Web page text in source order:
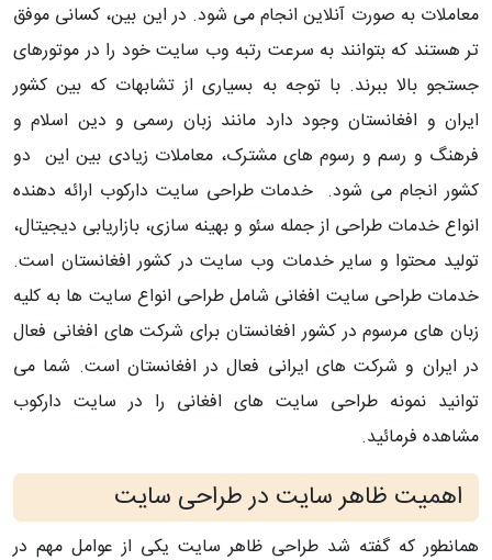
معاملات به صورت آنلاین انجام می شود. در این بین، کسانی موفق
تر هستند که بتوانند به سرعت رتبه وب سایت خود را در موتورهای
جستجو بالا ببرند. با توجه به بسیاری از تشابهات که بین کشور
ایران و افغانستان وجود دارد مانند زبان رسمی و دین اسلام و
فرهنگ و رسم و رسوم های مشترک، معاملات زیادی بین این دو
کشور انجام می شود. خدمات طراحی سایت دارکوب ارائه دهنده
انواع خدمات طراحی از جمله سئو و بهینه سازی، بازاریابی دیجیتال،
تولید محتوا و سایر خدمات وب سایت در کشور افغانستان است.
خدمات طراحی سایت افغانی شامل طراحی انواع سایت ها به کلیه
زبان های مرسوم در کشور افغانستان برای شرکت های افغانی فعال
در ایران و شرکت های ایرانی فعال در افغانستان است. شما می
توانید نمونه طراحی سایت های افغانی را در سایت دارکوب
مشاهده فرمائید.
اهمیت ظاهر سایت در طراحی سایت
همانطور که گفته شد طراحی ظاهر سایت یکی از عوامل مهم در